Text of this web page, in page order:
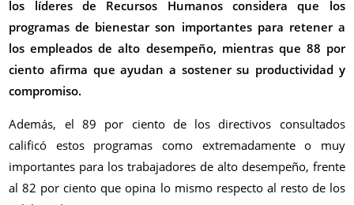
los líderes de Recursos Humanos considera que los
programas de bienestar son importantes para retener a
los empleados de alto desempeño, mientras que 88 por
ciento afirma que ayudan a sostener su productividad y
compromiso.
Además, el 89 por ciento de los directivos consultados
calificó estos programas como extremadamente o muy
importantes para los trabajadores de alto desempeño, frente
al 82 por ciento que opina lo mismo respecto al resto de los